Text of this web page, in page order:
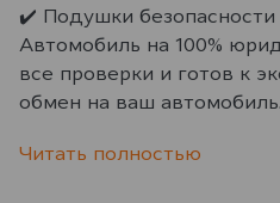
✔️ Подушки безопасности
Автомобиль на 100%
все проверки и готов к
обмен на ваш автомобиль.
Читать полностью